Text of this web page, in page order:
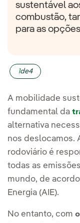
sustentável
combustão,
para as
1de4
A mobilidade
fundamental da
alternativa
nos deslocamos.
rodoviário é
todas as
mundo, de
Energia (AIE).
No entanto, com